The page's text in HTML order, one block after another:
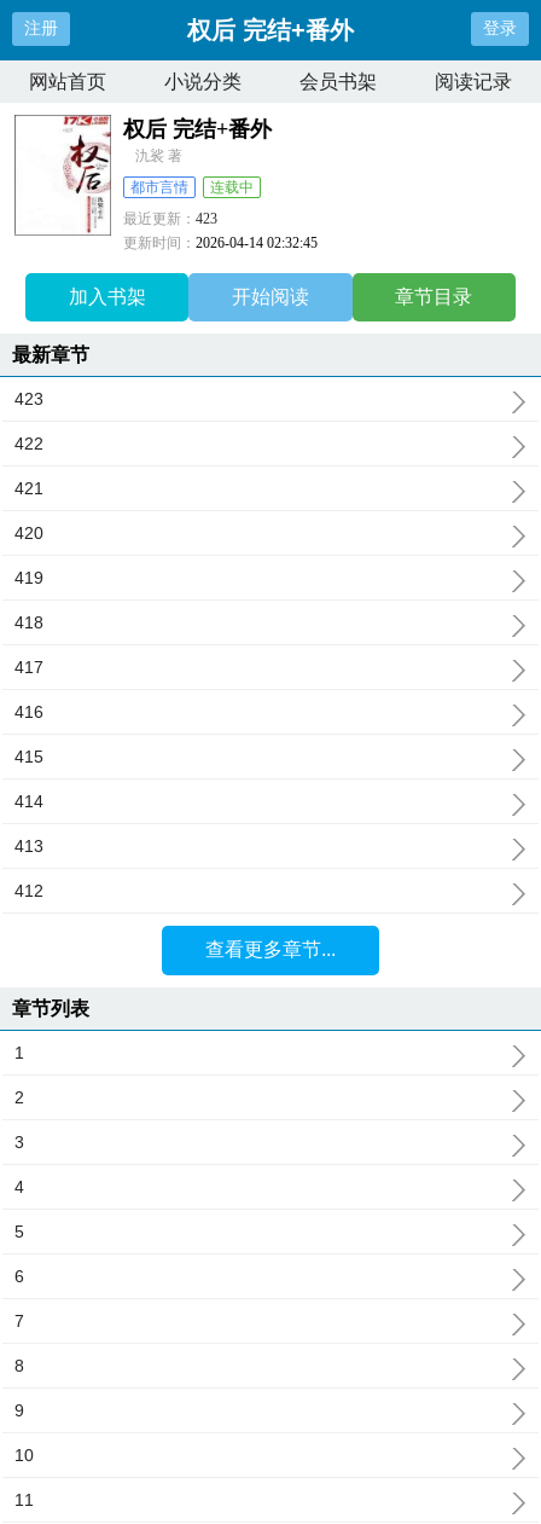
注册 权后 完结+番外 登录
网站首页 小说分类 会员书架 阅读记录
权后 完结+番外
氿裟 著
都市言情
连载中
最近更新：423
更新时间：2026-04-14 02:32:45
加入书架 开始阅读 章节目录
最新章节
423
422
421
420
419
418
417
416
415
414
413
412
查看更多章节...
章节列表
1
2
3
4
5
6
7
8
9
10
11